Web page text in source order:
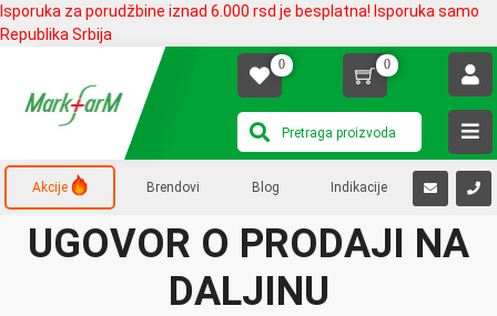
Isporuka za porudžbine iznad 6.000 rsd je besplatna! Isporuka samo
Republika Srbija
0 0
Akcije Brendovi Blog Indikacije
UGOVOR O PRODAJI NA
DALJINU